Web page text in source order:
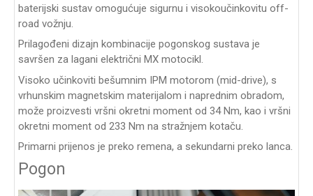
baterijski sustav omogućuje sigurnu i visokoučinkovitu off-
road vožnju.
Prilagođeni dizajn kombinacije pogonskog sustava je
savršen za lagani električni MX motocikl.
Visoko učinkoviti bešumnim IPM motorom (mid-drive), s
vrhunskim magnetskim materijalom i naprednim obradom,
može proizvesti vršni okretni moment od 34 Nm, kao i vršni
okretni moment od 233 Nm na stražnjem kotaču.
Primarni prijenos je preko remena, a sekundarni preko lanca.
Pogon